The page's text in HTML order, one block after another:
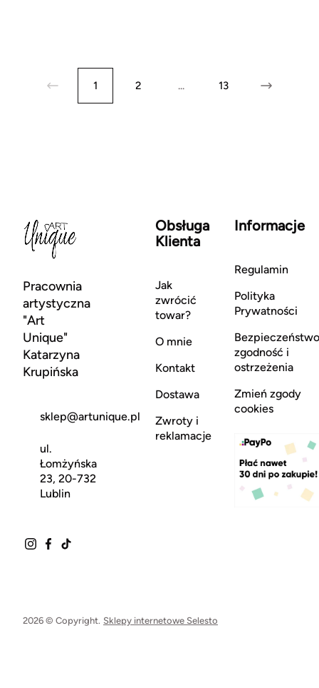
1 2 ... 13
Pracownia
artystyczna
"Art
Unique"
Katarzyna
Krupińska
sklep@artunique.pl
ul.
Łomżyńska
23, 20-732
Lublin
Obsługa
Klienta
Jak
zwrócić
towar?
O mnie
Kontakt
Dostawa
Zwroty i
reklamacje
Informacje
Regulamin
Polityka
Prywatności
zgodność i
ostrzeżenia
Zmień zgody
cookies
2026 © Copyright. Sklepy internetowe Selesto